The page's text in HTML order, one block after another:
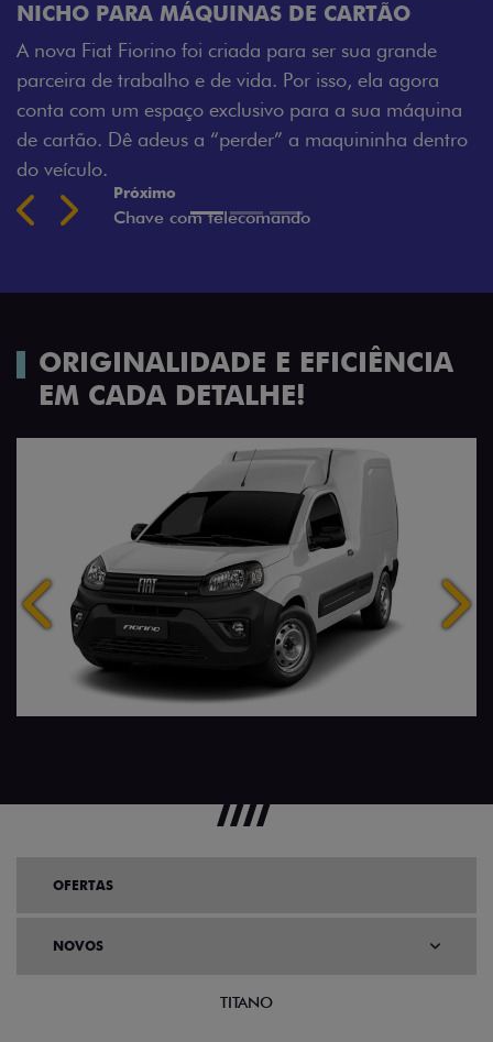
sua grande
ela agora
sua máquina
dentro
CHAVE COM TELECOMANDO
Agora, a chave da sua nova Fiorino
veículo também à distância, e não mais
fechadura. São detalhes como esse que
mais fluidez para o seu dia de trabalho.
ORIGINALIDADE E EFICIÊNCIA
EM CADA DETALHE!
Anterior
OFERTAS
NOVOS
TITANO